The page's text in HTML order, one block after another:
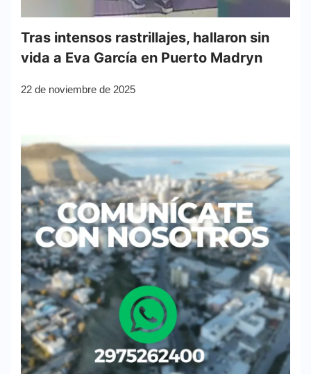
Tras intensos rastrillajes, hallaron sin
vida a Eva García en Puerto Madryn
22 de noviembre de 2025